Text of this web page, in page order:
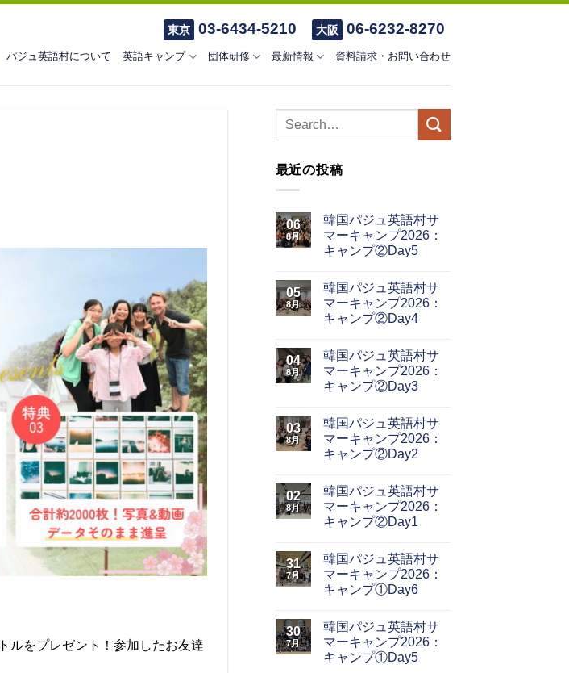
東京 03-6434-5210 大阪 06-6232-8270
パジュ英語村について 英語キャンプ 団体研修 最新情報 資料請求・お問い合わせ
ルをプレゼント！参加したお友達
最近の投稿
06
8月
韓国パジュ英語村サ
マーキャンプ2026：
キャンプ②Day5
05
8月
韓国パジュ英語村サ
マーキャンプ2026：
キャンプ②Day4
04
8月
韓国パジュ英語村サ
マーキャンプ2026：
キャンプ②Day3
03
8月
韓国パジュ英語村サ
マーキャンプ2026：
キャンプ②Day2
02
8月
韓国パジュ英語村サ
マーキャンプ2026：
キャンプ②Day1
31
7月
韓国パジュ英語村サ
マーキャンプ2026：
キャンプ①Day6
30
7月
韓国パジュ英語村サ
マーキャンプ2026：
キャンプ①Day5